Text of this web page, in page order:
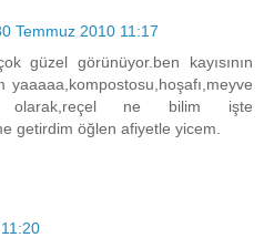
Temmuz 2010 11:17
güzel görünüyor.ben kayısının
olarak,reçel ne bilim işte
getirdim öğlen afiyetle yicem.